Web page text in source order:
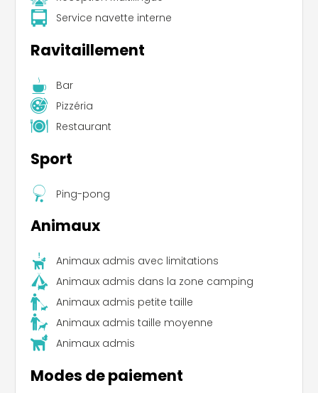
Service navette interne
Ravitaillement
Bar
Pizzéria
Restaurant
Sport
Ping-pong
Animaux
Animaux admis avec limitations
Animaux admis dans la zone camping
Animaux admis petite taille
Animaux admis taille moyenne
Animaux admis
Modes de paiement